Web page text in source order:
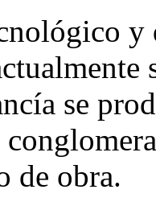
y
se
de obra.